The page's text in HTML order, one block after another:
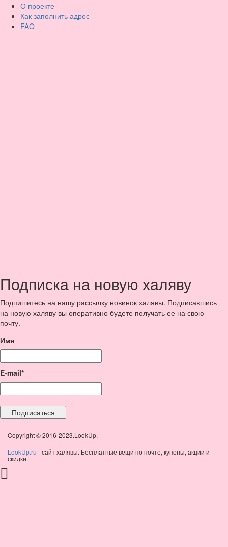
О проекте
Как заполнить адрес
FAQ
Подписка на новую халяву
Подпишитесь на нашу рассылку новинок халявы. Подписавшись
на новую халяву вы оперативно будете получать ее на свою
почту.
Имя
E-mail*
Copyright © 2016-2023.LookUp.
LookUp.ru - сайт халявы. Бесплатные вещи по почте, купоны, акции и
скидки.